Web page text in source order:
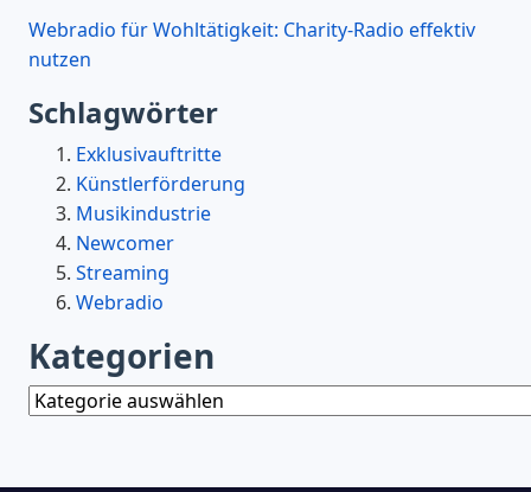
Webradio für Wohltätigkeit: Charity-Radio effektiv
nutzen
Schlagwörter
Exklusivauftritte
Künstlerförderung
Musikindustrie
Newcomer
Streaming
Webradio
Kategorien
Kategorien